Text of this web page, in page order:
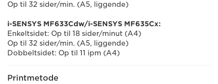
Op til 32 sider/min. (A5, liggende)
i-SENSYS MF633Cdw/i-SENSYS MF635Cx:
Enkeltsidet: Op til 18 sider/minut (A4)
Op til 32 sider/min. (A5, liggende)
Dobbeltsidet: Op til 11 ipm (A4)
Printmetode